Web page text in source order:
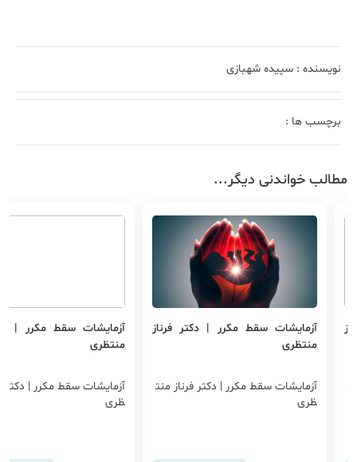
نویسنده : سپیده شهبازی
برچسب ها :
مطالب خواندنی دیگر...
آزمایشات سقط مکرر | دکتر فرناز
منتظری
آزمایشات سقط مکرر | دکتر فرناز منت
ظری
آزمایشات سقط مکرر |
منتظری
آزمایشات سقط مکرر | دکتر
ظری